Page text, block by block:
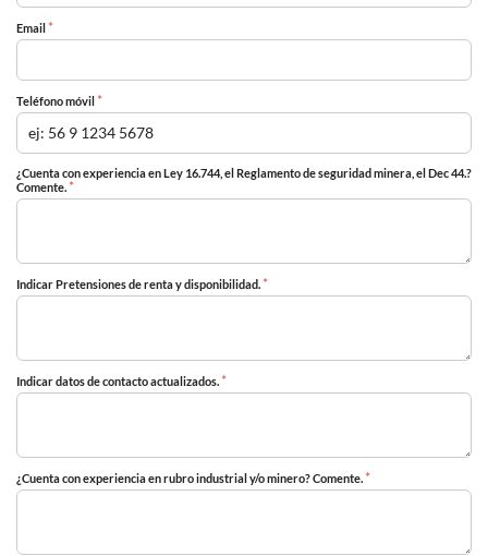
Email *
Teléfono móvil *
¿Cuenta con experiencia en Ley 16.744, el Reglamento de seguridad minera, el Dec 44.?
Comente. *
Indicar Pretensiones de renta y disponibilidad. *
Indicar datos de contacto actualizados. *
¿Cuenta con experiencia en rubro industrial y/o minero? Comente. *